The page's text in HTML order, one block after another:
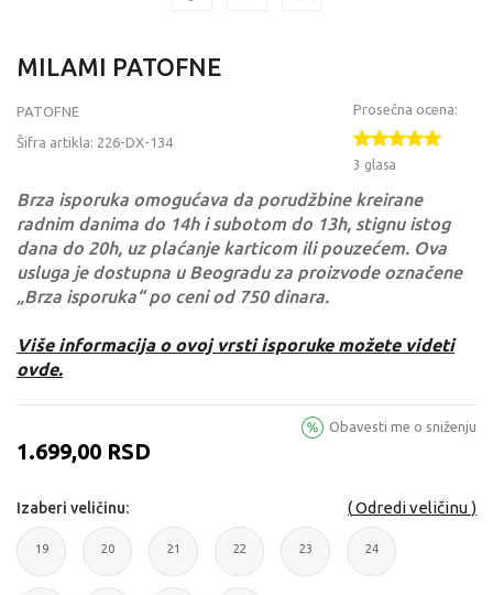
MILAMI PATOFNE
PATOFNE
Šifra artikla: 226-DX-134
Prosečna ocena:
3 glasa
Brza isporuka omogućava da porudžbine kreirane
radnim danima do 14h i subotom do 13h, stignu istog
dana do 20h, uz plaćanje karticom ili pouzećem. Ova
usluga je dostupna u Beogradu za proizvode označene
„Brza isporuka“ po ceni od 750 dinara.
Više informacija o ovoj vrsti isporuke možete videti
ovde.
1.699,00 RSD
Obavesti me o sniženju
Odredi veličinu
Izaberi veličinu:
19
19
20
20
21
21
22
22
23 24